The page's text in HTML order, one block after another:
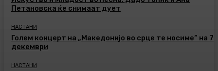
Петановска ќе снимаат дует
НАСТАНИ
Голем концерт на „Македонијо во срце те носиме“ на 7
декември
НАСТАНИ